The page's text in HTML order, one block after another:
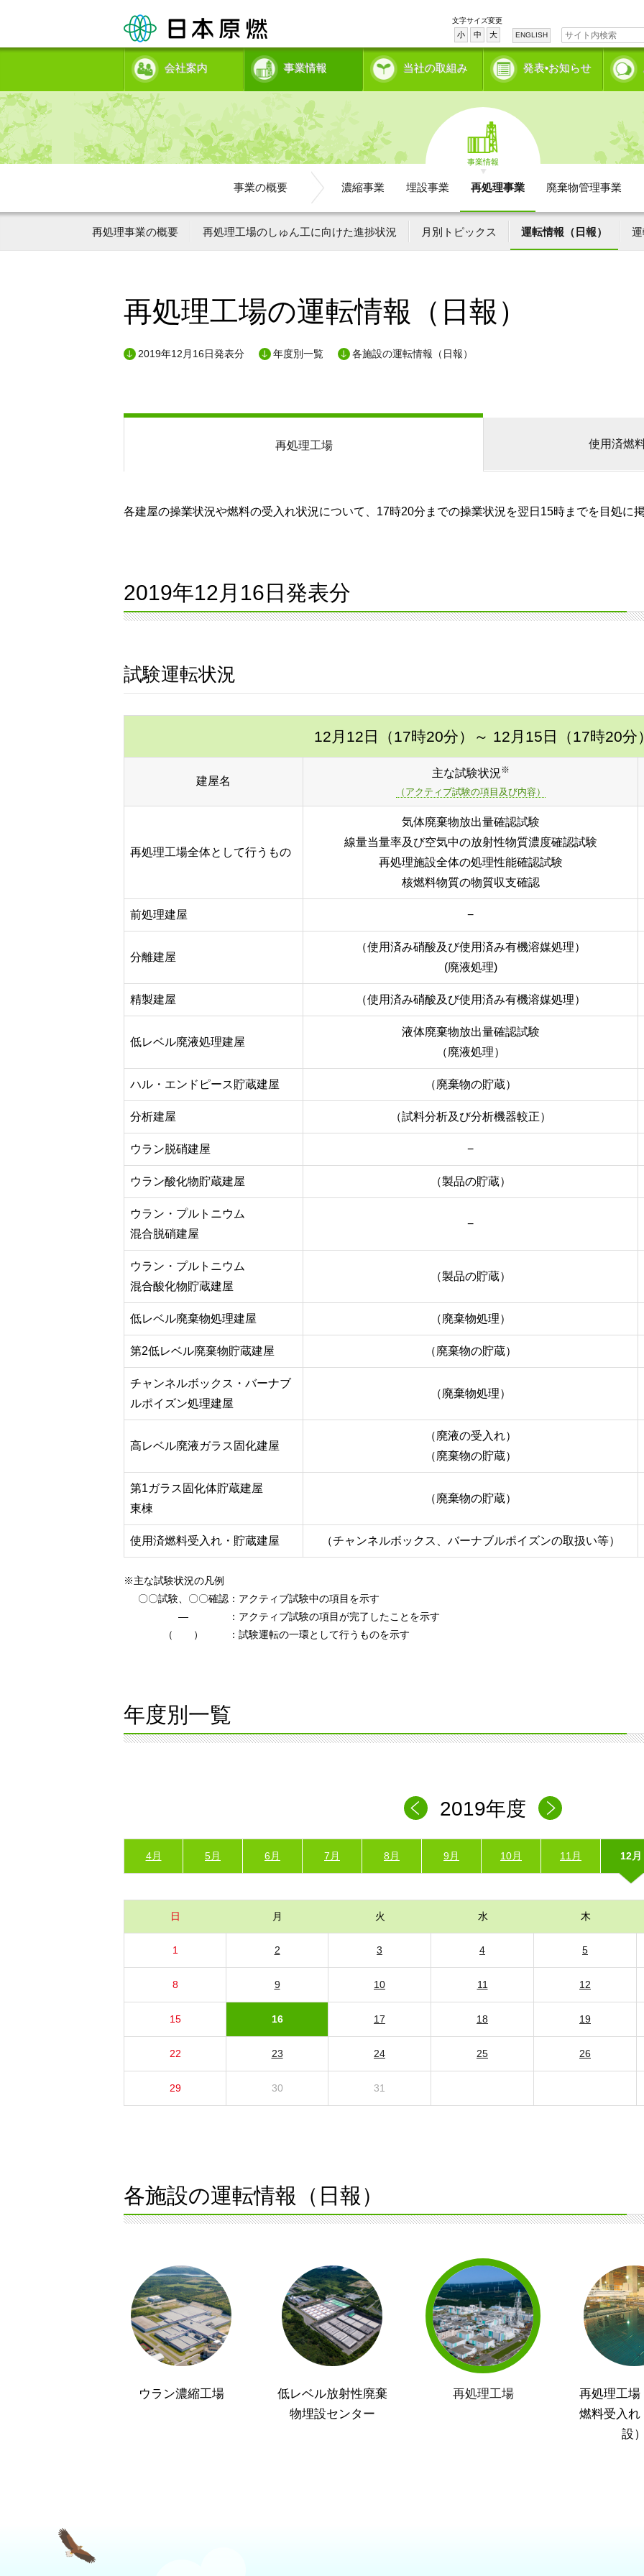
文字サイズ変更
小 中 大 ENGLISH
会社案内 事業情報 当社の取組み 発表•お知らせ
事業情報
事業の概要 濃縮事業 埋設事業 再処理事業 廃棄物管理事業
再処理事業の概要 再処理工場のしゅん工に向けた進捗状況 月別トピックス 運転情報（日報）
再処理工場の運転情報（日報）
2019年12月16日発表分 年度別一覧 各施設の運転情報（日報）
再処理工場 使用済燃
各建屋の操業状況や燃料の受入れ状況について、17時20分までの操業状況を翌日15時までを目処に
2019年12月16日発表分
試験運転状況
12月12日（17時20分） ～ 12月15日（17時20分
建屋名
主な試験状況※
（アクティブ試験の項目及び内容）
再処理工場全体として行うもの
気体廃棄物放出量確認試験
線量当量率及び空気中の放射性物質濃度確認試験
再処理施設全体の処理性能確認試験
核燃料物質の物質収支確認
前処理建屋 −
分離建屋
（使用済み硝酸及び使用済み有機溶媒処理）
(廃液処理)
精製建屋 （使用済み硝酸及び使用済み有機溶媒処理）
低レベル廃液処理建屋
液体廃棄物放出量確認試験
（廃液処理）
ハル・エンドピース貯蔵建屋 （廃棄物の貯蔵）
分析建屋 （試料分析及び分析機器較正）
ウラン脱硝建屋 −
ウラン酸化物貯蔵建屋 （製品の貯蔵）
ウラン・プルトニウム
混合脱硝建屋
−
ウラン・プルトニウム
混合酸化物貯蔵建屋
（製品の貯蔵）
低レベル廃棄物処理建屋 （廃棄物処理）
第2低レベル廃棄物貯蔵建屋 （廃棄物の貯蔵）
チャンネルボックス・バーナブ
ルポイズン処理建屋
（廃棄物処理）
高レベル廃液ガラス固化建屋
（廃液の受入れ）
（廃棄物の貯蔵）
第1ガラス固化体貯蔵建屋
東棟
（廃棄物の貯蔵）
使用済燃料受入れ・貯蔵建屋 （チャンネルボックス、バーナブルポイズンの取扱い等）
※主な試験状況の凡例
〇〇試験、〇〇確認 ：アクティブ試験中の項目を示す
―
：アクティブ試験の項目が完了したことを示す
（ ）
：試験運転の一環として行うものを示す
年度別一覧
2019年度
4月 5月 6月 7月 8月 9月 10月 11月 12月
日 月 火 水 木
1 2 3 4 5
8 9 10 11 12
15 16 17 18 19
22 23 24 25 26
29 30 31
各施設の運転情報（日報）
ウラン濃縮工場
低レベル放射性廃棄
物埋設センター
再処理工場
再処理工場
燃料受入れ
設